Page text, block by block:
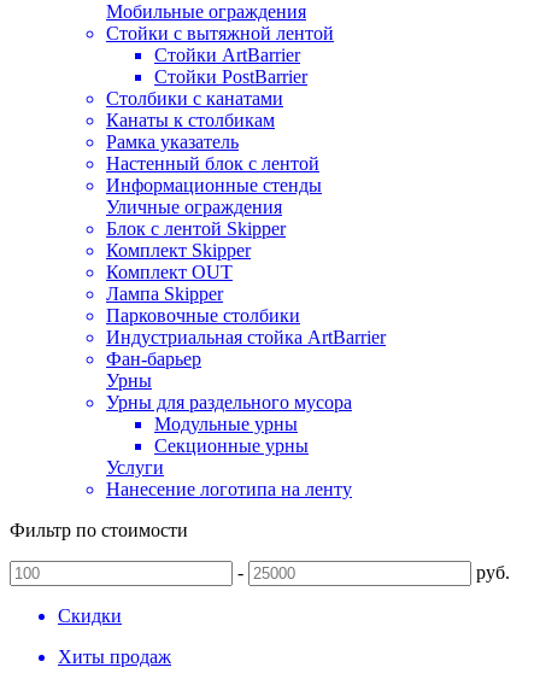
Мобильные ограждения
Стойки с вытяжной лентой
Стойки ArtBarrier
Стойки PostBarrier
Столбики с канатами
Канаты к столбикам
Рамка указатель
Настенный блок с лентой
Информационные стенды
Уличные ограждения
Блок с лентой Skipper
Комплект Skipper
Комплект OUT
Лампа Skipper
Парковочные столбики
Индустриальная стойка ArtBarrier
Фан-барьер
Урны
Урны для раздельного мусора
Модульные урны
Секционные урны
Услуги
Нанесение логотипа на ленту
Фильтр по стоимости
- руб.
Скидки
Хиты продаж